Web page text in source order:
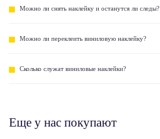
Можно ли снять наклейку и останутся ли следы?
Можно ли переклеить виниловую наклейку?
Сколько служат виниловые наклейки?
Еще у нас покупают